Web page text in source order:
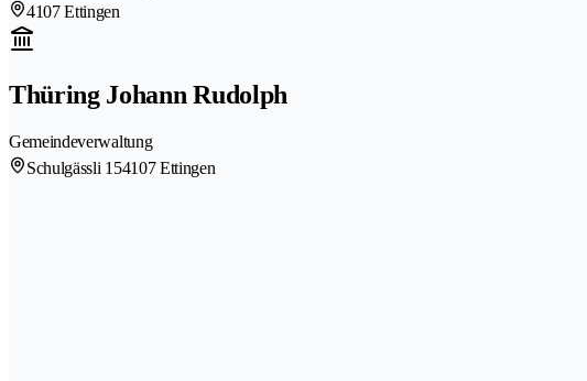
4107 Ettingen
Thüring Johann Rudolph
Gemeindeverwaltung
Schulgässli 154107 Ettingen